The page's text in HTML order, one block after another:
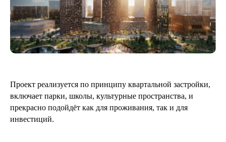
Проект реализуется по принципу квартальной застройки,
включает парки, школы, культурные пространства, и
прекрасно подойдёт как для проживания, так и для
инвестиций.